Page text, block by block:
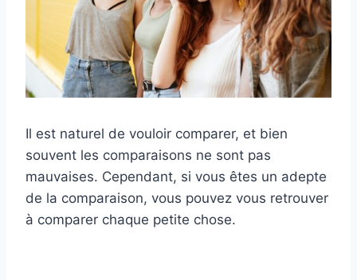
Il est naturel de vouloir comparer, et bien
souvent les comparaisons ne sont pas
mauvaises. Cependant, si vous êtes un adepte
de la comparaison, vous pouvez vous retrouver
à comparer chaque petite chose.